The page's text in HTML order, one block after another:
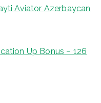
Aviator Azerbaycan
Up Bonus – 126